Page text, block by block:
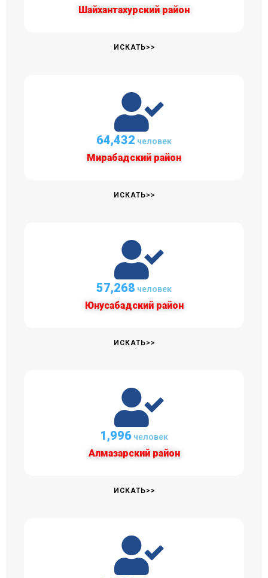
Шайхантахурский район
ИСКАТЬ>>
64,432 человек
Мирабадский район
ИСКАТЬ>>
57,618 человек
Юнусабадский район
ИСКАТЬ>>
2,009 человек
Алмазарский район
ИСКАТЬ>>